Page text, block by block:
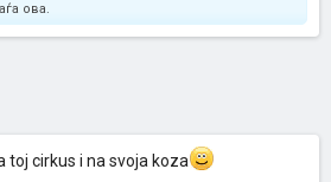
ова.
toj cirkus i na svoja koza